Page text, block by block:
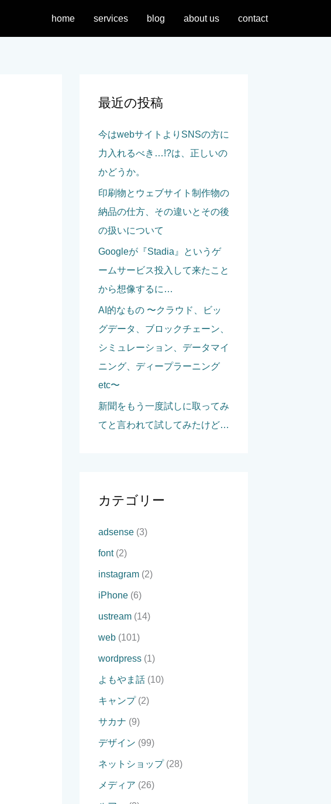
home services blog about us contact
最近の投稿
今はwebサイトよりSNSの方に
力入れるべき…!?は、正しいの
かどうか。
印刷物とウェブサイト制作物の
納品の仕方、その違いとその後
の扱いについて
Googleが『Stadia』というゲ
ームサービス投入して来たこと
から想像するに…
AI的なもの 〜クラウド、ビッ
グデータ、ブロックチェーン、
シミュレーション、データマイ
ニング、ディープラーニング
etc〜
新聞をもう一度試しに取ってみ
てと言われて試してみたけど…
カテゴリー
adsense (3)
font(2)
instagram (2)
iPhone (6)
ustream (14)
web (101)
wordpress (1)
よもやま話 (10)
キャンプ(2)
サカナ (9)
デザイン (99)
ネットショップ(28)
メディア (26)